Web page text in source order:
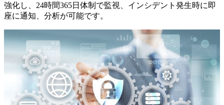
強化し、24時間365日体制で監視、インシデント発生時に即
座に通知、分析が可能です。